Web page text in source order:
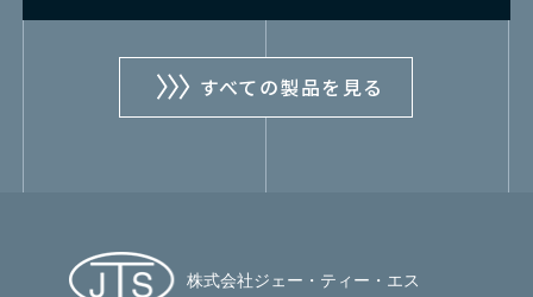
すべての製品を見る